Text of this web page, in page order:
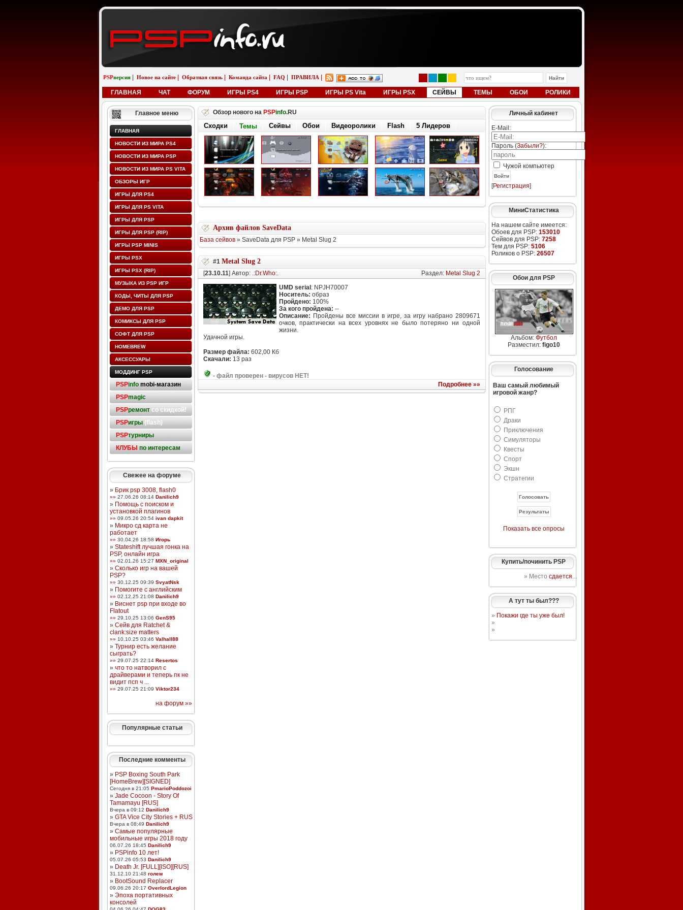
PSPверсия Новое на сайте Обратная связь Команда сайта FAQ ПРАВИЛА
ГЛАВНАЯ ЧАТ ФОРУМ ИГРЫ PS4 ИГРЫ PSP ИГРЫ PS Vita ИГРЫ PSX СЕЙВЫ ТЕМЫ ОБОИ РОЛИКИ
Главное меню
ГЛАВНАЯ
НОВОСТИ ИЗ МИРА PS4
НОВОСТИ ИЗ МИРА PSP
НОВОСТИ ИЗ МИРА PS VITA
ОБЗОРЫ ИГР
ИГРЫ ДЛЯ PS4
ИГРЫ ДЛЯ PS VITA
ИГРЫ ДЛЯ PSP
ИГРЫ ДЛЯ PSP (RIP)
ИГРЫ PSP MINIS
ИГРЫ PSX
ИГРЫ PSX (RIP)
МУЗЫКА ИЗ PSP ИГР
КОДЫ, ЧИТЫ ДЛЯ PSP
ДЕМО ДЛЯ PSP
КОМИКСЫ ДЛЯ PSP
СОФТ ДЛЯ PSP
HOMEBREW
АКСЕССУАРЫ
МОДДИНГ PSP
PSPinfo mobi-магазин
PSPmagic
PSPремонтсо скидкой!
PSPигры(flash)
PSPтурниры
КЛУБЫ по интересам
Свежее на форуме
» Брик psp 3008, flash0
»» 27.06.26 08:14 Danilich9
» Помощь с поиском и
установкой плагинов
»» 09.05.26 20:54 ivan dapkit
» Микро сд карта не
работает
»» 30.04.26 18:58 Игорь
» Stateshift лучшая гонка на
PSP, онлайн игра
»» 02.01.26 15:27 MXN_original
» Сколько игр на вашей
PSP?
»» 30.12.25 09:39 SvyatNsk
» Помогите с английским
»» 02.12.25 21:08 Danilich9
» Виснет psp при входе во
Flatout
»» 29.10.25 13:06 GenS95
» Сейв для Ratchet &
clank:size matters
»» 10.10.25 03:46 Valhall88
» Турнир есть желание
сыграть?
»» 29.07.25 22:14 Resertos
» что то натворил с
драйверами и теперь пк не
видит псп ч ...
»» 29.07.25 21:09 Viktor234
на форум »»
Популярные статьи
Последние комменты
» PSP Boxing South Park
[HomeBrew][SIGNED]
Сегодня в 21:05 PmarioPoddozoi
» Jade Cocoon - Story Of
Tamamayu [RUS]
Вчера в 09:12 Danilich9
» GTA Vice City Stories + RUS
Вчера в 08:49 Danilich9
» Самые популярные
мобильные игры 2018 году
06.07.26 18:45 Danilich9
» PSPinfo 10 лет!
05.07.26 05:53 Danilich9
» Death Jr. [FULL][ISO][RUS]
31.12.10 21:48 голем
» BootSound Replacer
09.06.26 20:17 OverlordLegion
» Эпоха портативных
консолей
Обзор нового на PSPinfo.RU
Сходки Темы Сейвы Обои Видеоролики Flash 5 Лидеров
Архив файлов SaveData
База сейвов» SaveData для PSP » Metal Slug 2
#1 Metal Slug 2
[23.10.11] Автор: .:Dr.Who:. Раздел: Metal Slug 2
UMD serial : NPJH70007
Носитель: образ
Пройдено: 100%
За кого пройдена: --
Описание: Пройдены все миссии в игре, за игру набрано 2809671
очков, практически на всех уровнях не было потеряно ни одной
жизни.
Удачной игры.
Размер файла: 602,00 Кб
Скачали: 13 раз
- файл проверен - вирусов НЕТ!
Подробнее »»
Личный кабинет
E-Mail:
Пароль (Забыли?):
Чужой компьютер
Войти
[Регистрация]
МиниСтатистика
На нашем сайте имеется:
Обоев для PSP: 153010
Сейвов для PSP: 7258
Тем для PSP: 5106
Роликов о PSP: 26507
Обои для PSP
Альбом: Футбол
Разместил: figo10
Голосование
Ваш самый любимый
игровой жанр?
РПГ
Драки
Приключения
Симуляторы
Квесты
Спорт
Экшн
Стратегии
Показать все опросы
Купить/починить PSP
» Место сдается...
А тут ты был???
» Покажи где ты уже был!
»
»